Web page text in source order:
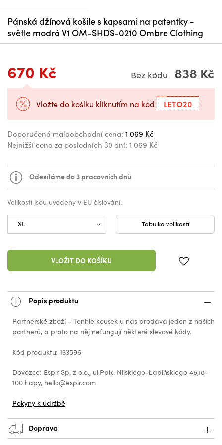
Pánská džínová košile s kapsami na patentky -
světle modrá V1 OM-SHDS-0210 Ombre Clothing
670 Kč Bez kódu 838 Kč
Vložte do košíku kliknutím na kód LETO20
Doporučená maloobchodní cena: 1 069 Kč
Nejnižší cena za posledních 30 dní: 1 069 Kč
Odesíláme do 3 pracovních dnů
Velikosti jsou uvedeny v EU číslování.
Tabulka velikostí
VLOŽIT DO KOŠÍKU
Popis produktu
Partnerské zboží - Tenhle kousek u nás prodává jeden z našich
partnerů, a proto na něj nefungují některé slevové kódy.
Kód produktu: 133596
Dovozce: Espir Sp. z o.o., ul.Ppłk. Nilskiego-Łapińskiego 46,18-
100 Łapy, hello@espir.com
Pokyny k údržbě
Doprava